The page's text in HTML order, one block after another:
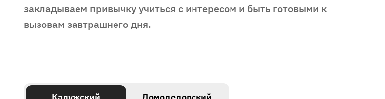
закладываем привычку учиться с интересом и быть готовыми к
вызовам завтрашнего дня.